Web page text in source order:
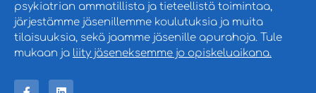
psykiatrian ammatillista ja tieteellistä toimintaa,
järjestämme jäsenillemme koulutuksia ja muita
tilaisuuksia, sekä jaamme jäsenille apurahoja. Tule
mukaan ja liity jäseneksemme jo opiskeluaikana.